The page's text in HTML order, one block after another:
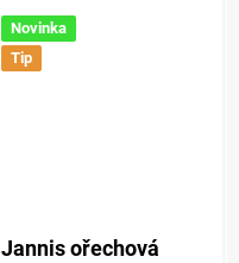
Novinka
Tip
Jannis ořechová